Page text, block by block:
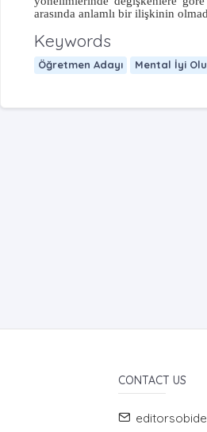
arasında anlamlı bir ilişkinin
Keywords
Öğretmen Adayı Mental İyi
CONTACT US